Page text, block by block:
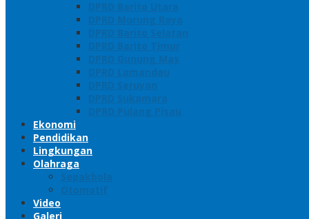
DPRD Barito Utara
DPRD Murung Raya
DPRD Barito Selatan
DPRD Barito Timur
DPRD Gunung Mas
DPRD Lamandau
DPRD Seruyan
DPRD Sukamara
DPRD Pulang Pisau
Ekonomi
Pendidikan
Lingkungan
Olahraga
Sepakbola
Otomatif
Video
Galeri